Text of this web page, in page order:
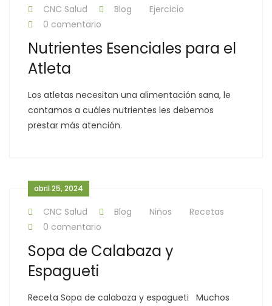
CNC Salud Blog
Ejercicio
0 comentario
Nutrientes Esenciales para el
Atleta
Los atletas necesitan una alimentación sana, le
contamos a cuáles nutrientes les debemos
prestar más atención.
abril 25, 2024
CNC Salud Blog Niños
Recetas
0 comentario
Sopa de Calabaza y
Espagueti
Receta Sopa de calabaza y espagueti Muchos